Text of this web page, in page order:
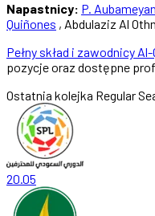
Napastnicy: P.
Quiñones , Abdulaziz Al
Pełny skład i zawodnicy
pozycje oraz dostępne
Ostatnia kolejka Regular
20.05